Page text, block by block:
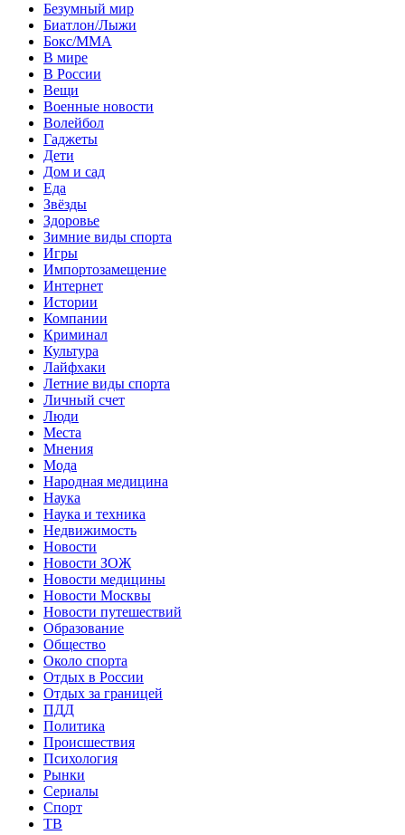
Безумный мир
Биатлон/Лыжи
Бокс/MMA
В мире
В России
Вещи
Военные новости
Волейбол
Гаджеты
Дети
Дом и сад
Еда
Звёзды
Здоровье
Зимние виды спорта
Игры
Импортозамещение
Интернет
Истории
Компании
Криминал
Культура
Лайфхаки
Летние виды спорта
Личный счет
Люди
Места
Мнения
Мода
Народная медицина
Наука
Наука и техника
Недвижимость
Новости
Новости ЗОЖ
Новости медицины
Новости Москвы
Новости путешествий
Образование
Общество
Около спорта
Отдых в России
Отдых за границей
ПДД
Политика
Происшествия
Психология
Рынки
Сериалы
Спорт
ТВ